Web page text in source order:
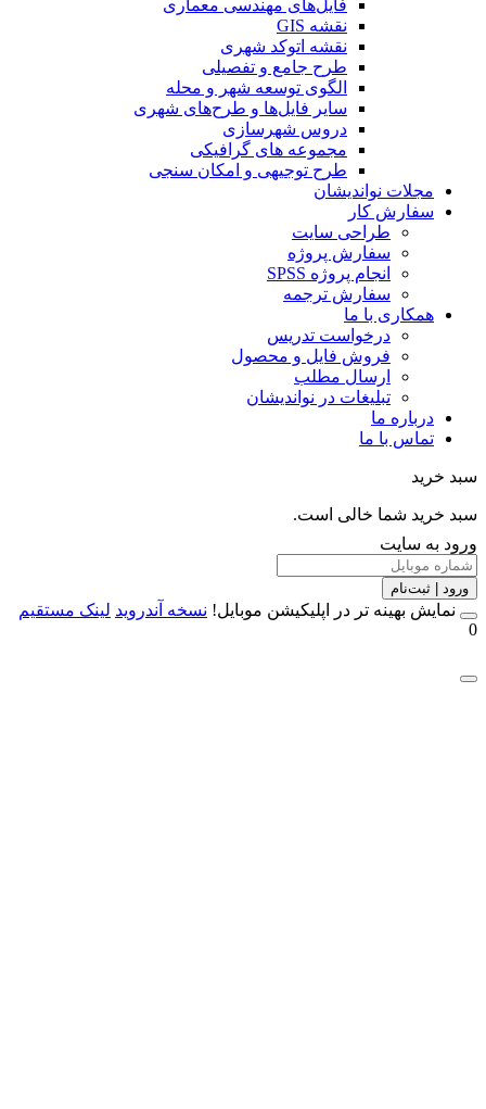
فایل‌های مهندسی معماری
نقشه GIS
نقشه اتوکد شهری
طرح جامع و تفصیلی
الگوی توسعه شهر و محله
سایر فایل‌ها و طرح‌های شهری
دروس شهرسازی
مجموعه های گرافیکی
طرح توجیهی و امکان سنجی
مجلات نواندیشان
سفارش کار
طراحی سایت
سفارش پروژه
انجام پروژه SPSS
سفارش ترجمه
همکاری با ما
درخواست تدریس
فروش فایل و محصول
ارسال مطلب
تبلیغات در نواندیشان
درباره ما
تماس با ما
خرید شما خالی است.
به سایت
| ثبت‌نام
بهینه تر در اپلیکیشن موبایل!نسخه آندروید لینک مستقیم